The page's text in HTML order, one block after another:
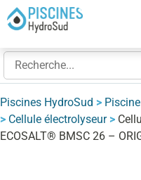
Piscines HydroSud > Piscine
> Cellule électrolyseur>
ECOSALT® BMSC 26 –